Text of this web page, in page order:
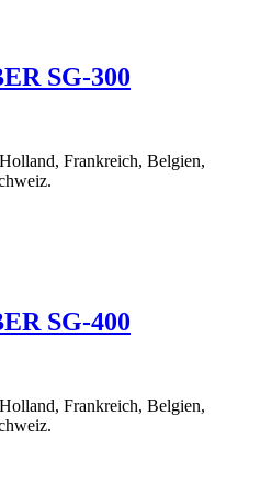
SG-300
Frankreich, Belgien,
SG-400
Frankreich, Belgien,